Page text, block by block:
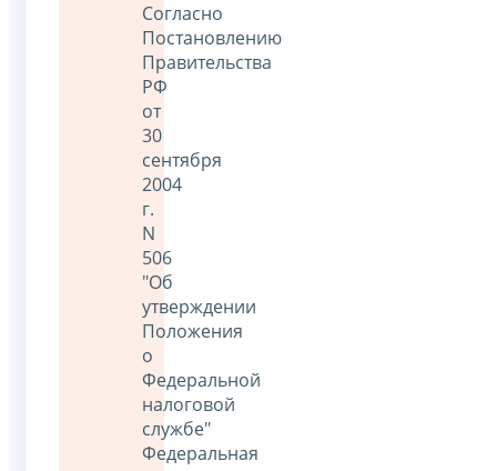
Согласно
Постановлению
Правительства
РФ
от
30
сентября
2004
г.
N
506
"Об
утверждении
Положения
о
Федеральной
налоговой
службе"
Федеральная